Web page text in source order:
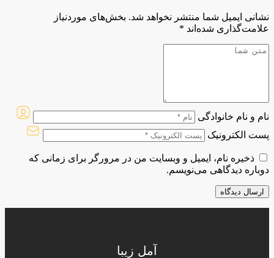
نشانی ایمیل شما منتشر نخواهد شد. بخش‌های موردنیاز
علامت‌گذاری شده‌اند *
نام و نام خانوادگی
پست الکترونیک
ذخیره نام، ایمیل و وبسایت من در مرورگر برای زمانی که
دوباره دیدگاهی می‌نویسم.
آمل زیبا